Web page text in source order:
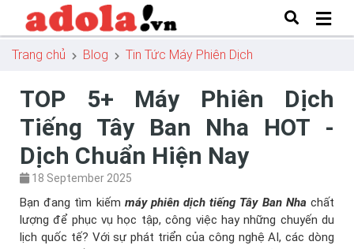
Trang chủ Blog Tin Tức Máy Phiên Dịch
TOP 5+ Máy Phiên Dịch
Tiếng Tây Ban Nha HOT -
Dịch Chuẩn Hiện Nay
18 September 2025
Bạn đang tìm kiếm máy phiên dịch tiếng Tây Ban Nha chất
lượng để phục vụ học tập, công việc hay những chuyến du
lịch quốc tế? Với sự phát triển của công nghệ AI, các dòng